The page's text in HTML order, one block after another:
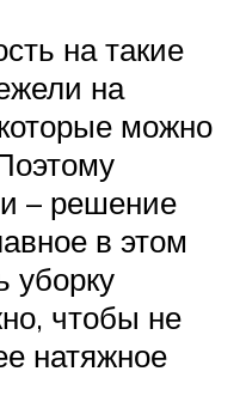
на такие
на
можно
– решение
в этом
уборку
чтобы не
натяжное